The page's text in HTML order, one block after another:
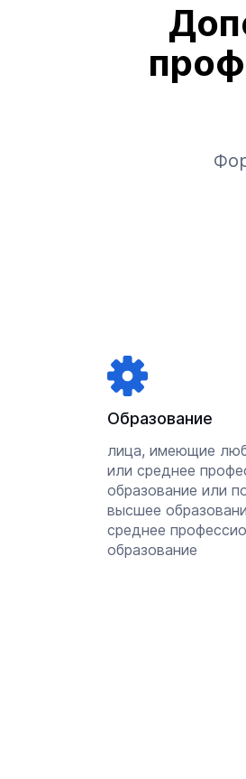
Образование
лица, имеющие
или среднее
образование или
высшее
среднее
образование